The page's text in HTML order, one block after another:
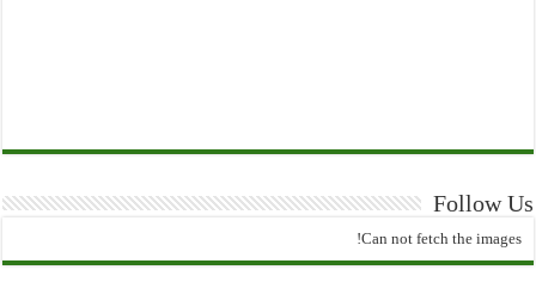
Follow Us
Can not fetch the images!